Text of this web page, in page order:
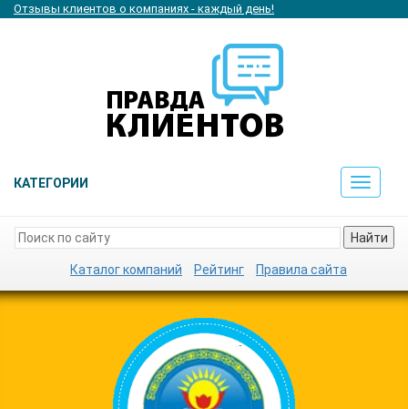
Отзывы клиентов о компаниях - каждый день!
КАТЕГОРИИ
Toggle
Найти
Каталог компаний Рейтинг Правила сайта